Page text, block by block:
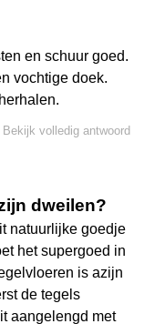
en schuur goed.
vochtige doek.
Bekijk volledig antwoord
dweilen?
natuurlijke goedje
het supergoed in
is azijn
de tegels
aangelengd met